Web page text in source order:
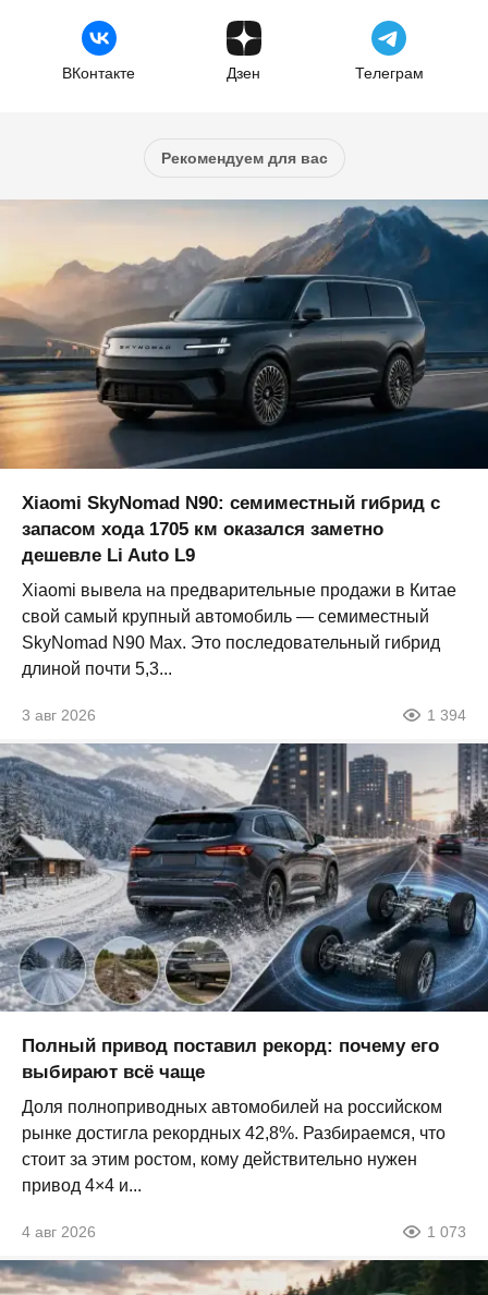
ВКонтакте Дзен Телеграм
Рекомендуем для вас
Xiaomi SkyNomad N90: семиместный гибрид с
запасом хода 1705 км оказался заметно
дешевле Li Auto L9
Xiaomi вывела на предварительные продажи в Китае
свой самый крупный автомобиль — семиместный
SkyNomad N90 Max. Это последовательный гибрид
длиной почти 5,3...
3 авг 2026 1 394
Полный привод поставил рекорд: почему его
выбирают всё чаще
Доля полноприводных автомобилей на российском
рынке достигла рекордных 42,8%. Разбираемся, что
стоит за этим ростом, кому действительно нужен
привод 4×4 и...
4 авг 2026 1 073